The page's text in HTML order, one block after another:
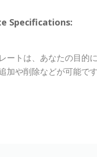
Specifications:
ートは、あなたの目的
や削除などが可能です